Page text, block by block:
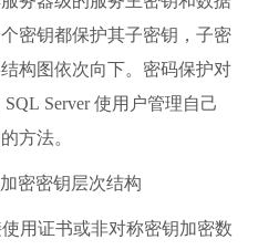
密钥都保护其子密钥，子密
构图依次向下。密码保护对
Server 使用户管理自己
方法。
加密密钥层次结构
用证书或非对称密钥加密数